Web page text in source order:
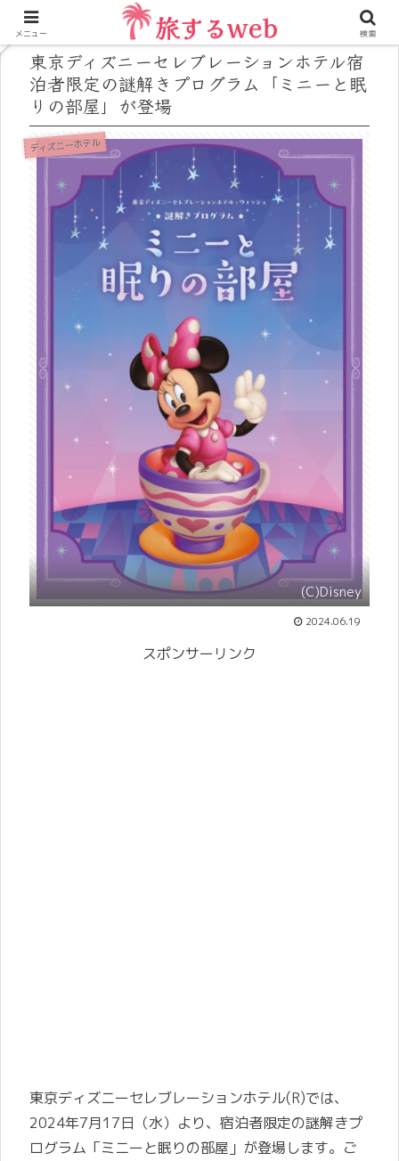
東京ディズニーセレブレーションホテル宿
泊者限定の謎解きプログラム「ミニーと眠
りの部屋」が登場
ディズニーホテル
(C)Disney
2024.06.19
スポンサーリンク
東京ディズニーセレブレーションホテル(R)では、
2024年7月17日（水）より、宿泊者限定の謎解きプ
ログラム「ミニーと眠りの部屋」が登場します。ご
メニュー 検索